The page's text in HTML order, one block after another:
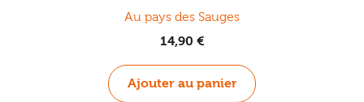
Au pays des Sauges
14,90 €
Ajouter au panier